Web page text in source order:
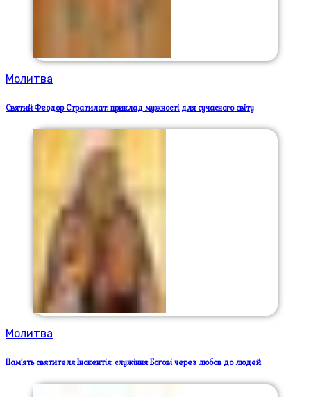
Молитва
Святий Феодор Стратилат: приклад мужності для сучасного світу
Молитва
Пам’ять святителя Інокентія: служіння Богові через любов до людей